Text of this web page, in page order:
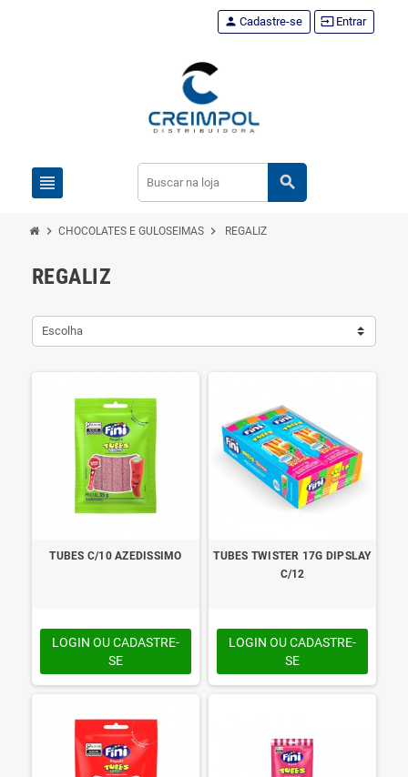
view_headline search
person Cadastre-se input Entrar
chevron_right CHOCOLATES E GULOSEIMAS chevron_right REGALIZ
REGALIZ
Escolha
TUBES C/10 AZEDISSIMO
LOGIN OU CADASTRE-
SE
TUBES TWISTER 17G DIPSLAY
C/12
LOGIN OU CADASTRE-
SE